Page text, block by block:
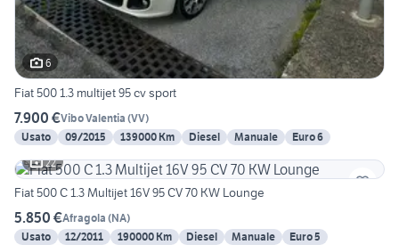
6
Fiat 500 1.3 multijet 95 cv sport
7.900 €Vibo Valentia (VV)
Usato
09/2015 139000 Km Diesel Manuale
Euro 6
22
Fiat 500 C 1.3 Multijet 16V 95 CV 70 KW Lounge
5.850 €Afragola (NA)
Usato
12/2011 190000 Km Diesel Manuale
Euro 5